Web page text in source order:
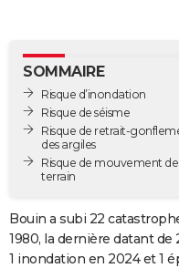
GUIDES D'ACHAT
BONS PLANS
CARTE DE VOEUX
Carte de Noël
Carte Bonne année
Carte Saint-Valentin
Carte Pâques
Carte d'anniversaire
DICTIONNAIRE
COPAINS D'AVANT
SOMMAIRE
Risque d’inondation
Risque de séisme
Risque de retrait-
des argiles
Risque de mouvement de
terrain
Bouin a subi 22
1980, la dernière datant
1 inondation en 2024 et 1